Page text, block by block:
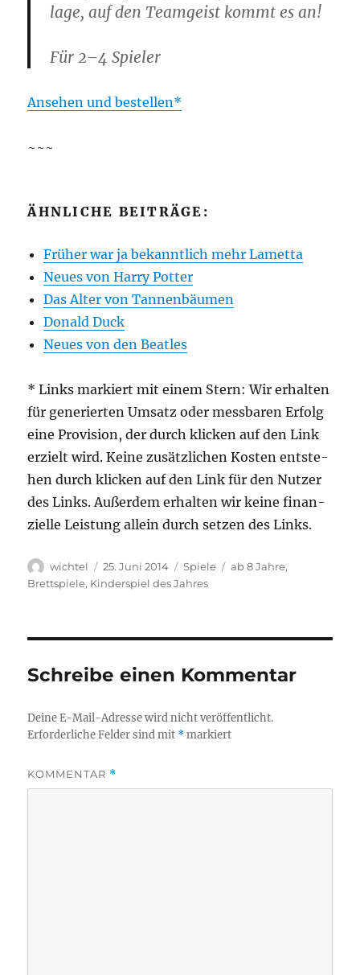
la­ge, auf den Team­geist kommt es an!
Für 2–4 Spieler
Anse­hen und bestellen
~~~
ÄHNLICHE BEITRÄGE:
Frü­her war ja bekannt­lich mehr Lametta
Neu­es von Har­ry Potter
Das Alter von Tannenbäumen
Donald Duck
Neu­es von den Beatles
* Links mar­kiert mit einem Stern: Wir erhal­ten
für gene­rier­ten Umsatz oder mess­ba­ren Erfolg
eine Pro­vi­si­on, der durch kli­cken auf den Link
erzielt wird. Kei­ne zusätz­li­chen Kos­ten ent­ste­
hen durch kli­cken auf den Link für den Nut­zer
des Links. Außer­dem erhal­ten wir kei­ne finan­
zi­el­le Leis­tung allein durch set­zen des Links.
Autor
wichtel
Veröffentlicht
am
25. Juni 2014 Kategorien
Spiele Schlagwörter
ab 8 Jahre,
Brettspiele, Kinderspiel des Jahres
Schreibe einen Kommentar
Deine E-Mail-Adresse wird nicht veröffentlicht.
Erforderliche Felder sind mit *markiert
KOMMENTAR *